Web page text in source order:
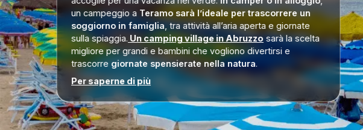
un campeggio a Teramo sarà l’ideale per trascorrere un
soggiorno in famiglia , tra attività all’aria aperta e giornate
sulla spiaggia. Un camping village in Abruzzosarà la scelta
migliore per grandi e bambini che vogliono divertirsi e
trascorre giornate spensierate nella natura.
Per saperne di più